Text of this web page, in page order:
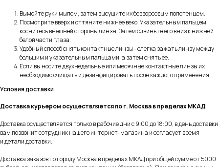
Вымойте руки мылом, затем высушите их безворсовым полотенцем.
Посмотрите вверх и оттяните нижнее веко. Указательным пальцем
коснитесь внешней стороны линзы. Затем сдвиньте его вниз к нижней
белой части глаза.
Удобный способ снять контактные линзы - слегка зажать линзу между
большим и указательным пальцами, а затем снять ее.
Если вы носите двухнедельные или месячные контактные линзы их
необходимо очищать и дезинфицировать после каждого применения.
Условия доставки
Доставка курьером осуществляется по г. Москва в пределах МКАД
Доставка осуществляется только в рабочие дни с 9:00 до 18:00, в день доставки
вам позвонит сотрудник нашего интернет-магазина и согласует время
и детали доставки.
Доставка заказов по городу Москва в пределах МКАД при общей сумме от 5000